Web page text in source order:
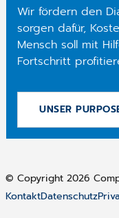
Wir fördern den
sorgen dafür,
Mensch soll mit
Fortschritt
UNSER
© Copyright 2026
KontaktDatenschutz